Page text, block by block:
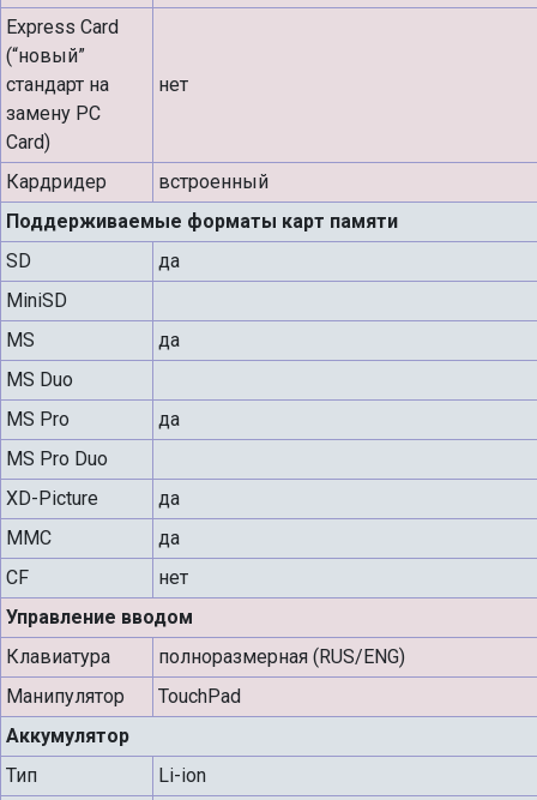
Express Card
(“новый”
стандарт на
замену PC
Card)
нет
Кардридер
встроенный
Поддерживаемые форматы карт памяти
SD
да
MiniSD
MS
да
MS Duo
MS Pro
да
MS Pro Duo
XD-Picture
да
MMC
да
CF
нет
Управление вводом
Клавиатура
полноразмерная (RUS/ENG)
Манипулятор
TouchPad
Аккумулятор
Тип
Li-ion